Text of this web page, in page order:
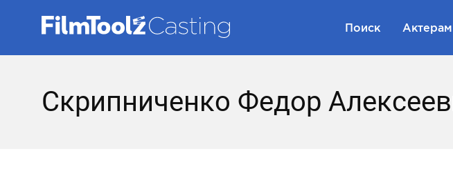
Поиск Актерам
Скрипниченко Федор